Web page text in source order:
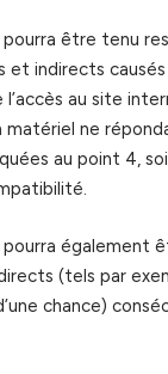
être tenu
et indirects
l’accès au site
matériel ne
au point 4,
également
(tels par
chance)